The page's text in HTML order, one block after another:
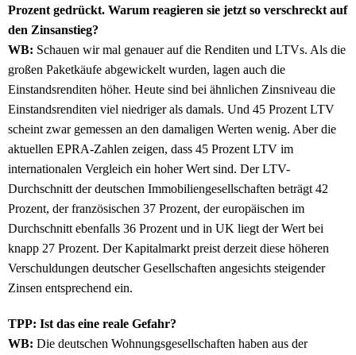
Prozent gedrückt. Warum reagieren sie jetzt so verschreckt auf
den Zinsanstieg?
WB: Schauen wir mal genauer auf die Renditen und LTVs. Als die
großen Paketkäufe abgewickelt wurden, lagen auch die
Einstandsrenditen höher. Heute sind bei ähnlichen Zinsniveau die
Einstandsrenditen viel niedriger als damals. Und 45 Prozent LTV
scheint zwar gemessen an den damaligen Werten wenig. Aber die
aktuellen EPRA-Zahlen zeigen, dass 45 Prozent LTV im
internationalen Vergleich ein hoher Wert sind. Der LTV-
Durchschnitt der deutschen Immobiliengesellschaften beträgt 42
Prozent, der französischen 37 Prozent, der europäischen im
Durchschnitt ebenfalls 36 Prozent und in UK liegt der Wert bei
knapp 27 Prozent. Der Kapitalmarkt preist derzeit diese höheren
Verschuldungen deutscher Gesellschaften angesichts steigender
Zinsen entsprechend ein.
TPP: Ist das eine reale Gefahr?
WB: Die deutschen Wohnungsgesellschaften haben aus der